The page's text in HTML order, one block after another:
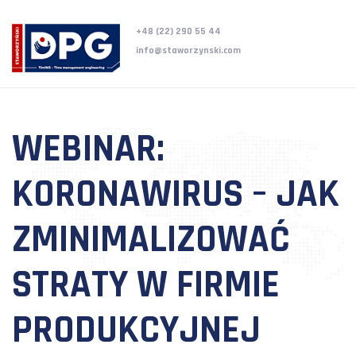
+48 (22) 290 55 44
info@staworzynski.com
WEBINAR:
KORONAWIRUS – JAK
ZMINIMALIZOWAĆ
STRATY W FIRMIE
PRODUKCYJNEJ